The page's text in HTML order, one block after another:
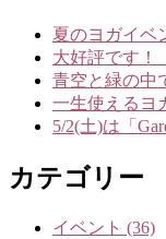
夏のヨガイベ
大好評です！
青空と緑の中
一生使えるヨ
5/2(土)は「
カテゴリー
イベント (36)